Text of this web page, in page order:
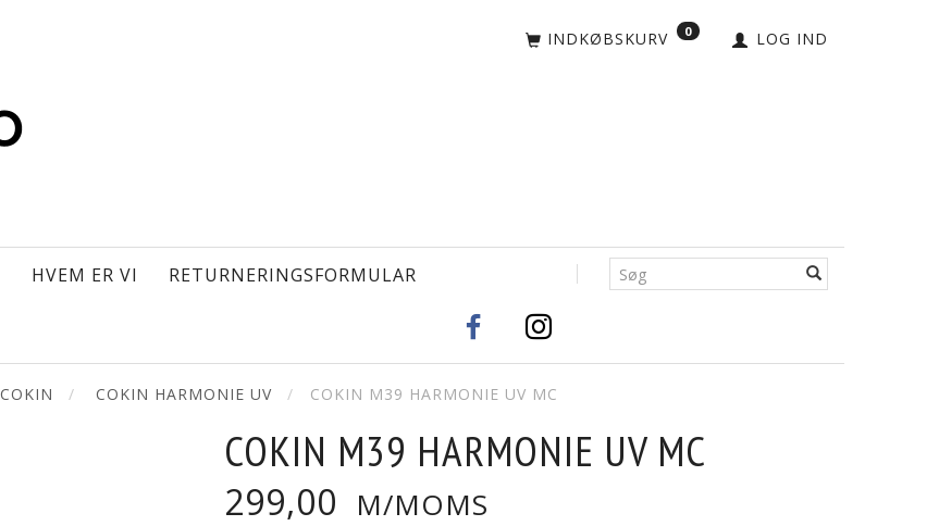
LOG IND
INDKØBSKURV 0
HVEM ER VI RETURNERINGSFORMULAR
COKIN COKIN HARMONIE UV COKIN M39 HARMONIE UV MC
COKIN M39 HARMONIE UV MC
299,00 M/MOMS